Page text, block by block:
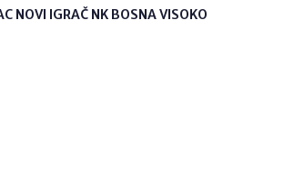
NOVI IGRAČ NK BOSNA VISOKO